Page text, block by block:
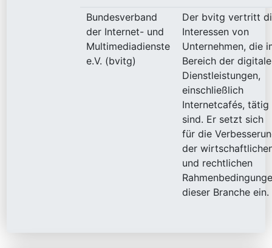
Bundesverband
der Internet- und
Multimediadienste
e.V. (bvitg)
Der bvitg vertritt
Interessen von
Unternehmen, die
Bereich der
Dienstleistungen,
einschließlich
Internetcafés, tätig
sind. Er setzt sich
für die
der
und rechtlichen
dieser Branche ein.